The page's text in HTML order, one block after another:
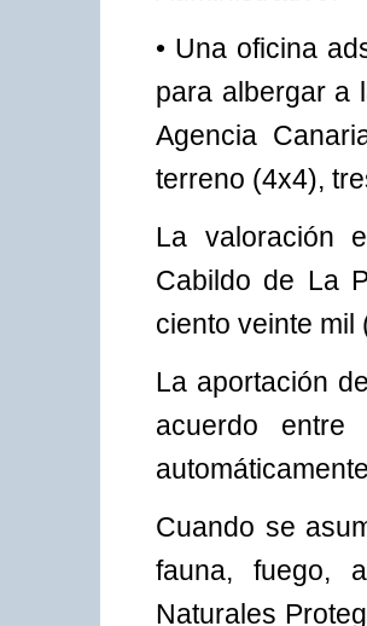
• Una oficina
para albergar a
Agencia
terreno (4x4),
La valoración
Cabildo de La
ciento veinte mil
La aportación
acuerdo
Cuando se
fauna, fuego,
Naturales